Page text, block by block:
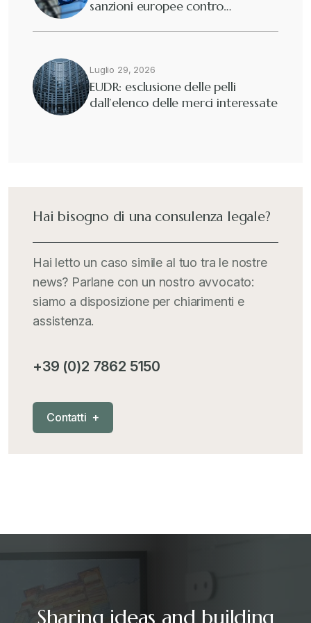
Eutekne
Fisco e tributi
Guide e Manuali
Iva comunitaria e nazionale
Pubblicazioni +
sanzioni europee contro…
Luglio 29, 2026
EUDR: esclusione delle pelli
dall’elenco delle merci interessate
Hai bisogno di una consulenza legale?
Hai letto un caso simile al tuo tra le nostre
news? Parlane con un nostro avvocato:
siamo a disposizione per chiarimenti e
assistenza.
+39 (0)2 7862 5150
Contatti +
Sharing ideas and building